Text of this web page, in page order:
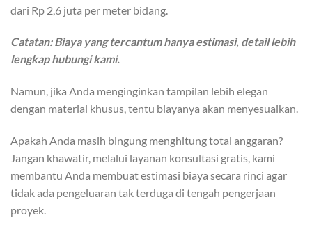
dari Rp 2,6 juta per meter bidang.
Catatan: Biaya yang tercantum hanya estimasi, detail lebih
lengkap hubungi kami.
Namun, jika Anda menginginkan tampilan lebih elegan
dengan material khusus, tentu biayanya akan menyesuaikan.
Apakah Anda masih bingung menghitung total anggaran?
Jangan khawatir, melalui layanan konsultasi gratis, kami
membantu Anda membuat estimasi biaya secara rinci agar
tidak ada pengeluaran tak terduga di tengah pengerjaan
proyek.